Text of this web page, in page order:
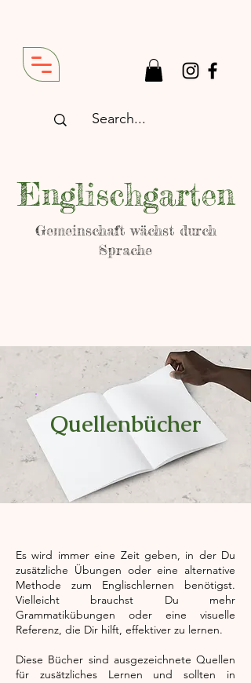
Englischgarten
Gemeinschaft wächst durch
Sprache
Quellenbücher
Es wird immer eine Zeit geben, in der Du
zusätzliche Übungen oder eine alternative
Methode zum Englischlernen benötigst.
Vielleicht brauchst Du mehr
Grammatikübungen oder eine visuelle
Referenz, die Dir hilft, effektiver zu lernen.
Diese Bücher sind ausgezeichnete Quellen
für zusätzliches Lernen und sollten in